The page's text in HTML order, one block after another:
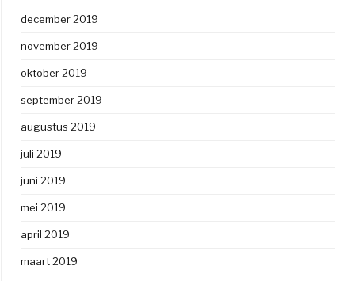
december 2019
november 2019
oktober 2019
september 2019
augustus 2019
juli 2019
juni 2019
mei 2019
april 2019
maart 2019